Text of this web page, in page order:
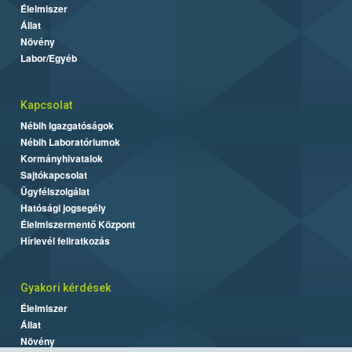
Élelmiszer
Állat
Növény
Labor/Egyéb
Kapcsolat
Nébih Igazgatóságok
Nébih Laboratóriumok
Kormányhivatalok
Sajtókapcsolat
Ügyfélszolgálat
Hatósági jogsegély
Élelmiszermentő Központ
Hírlevél feliratkozás
Gyakori kérdések
Élelmiszer
Állat
Növény